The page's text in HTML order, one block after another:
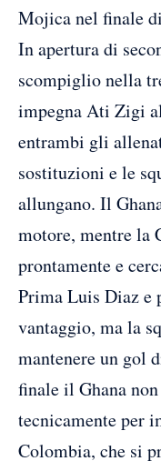
Mojica nel finale
In apertura di
scompiglio nella
impegna Ati Zigi
entrambi gli
sostituzioni e le
allungano. Il
motore, mentre la
prontamente e
Prima Luis Diaz e
vantaggio, ma la
mantenere un gol
finale il Ghana
tecnicamente per
Colombia, che si